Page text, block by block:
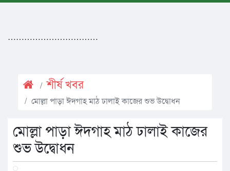
……………………………
শীর্ষ খবর
মোল্লা পাড়া ঈদগাহ মাঠ ঢালাই কাজের শুভ উদ্বোধন
মোল্লা পাড়া ঈদগাহ মাঠ ঢালাই কাজের
শুভ উদ্বোধন